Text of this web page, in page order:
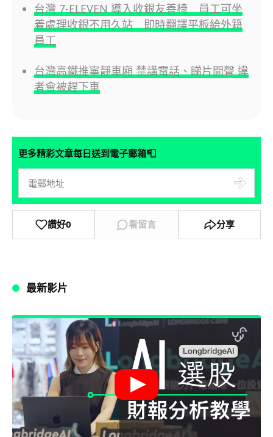
台灣 7-ELEVEN 導入收銀友善椅 員工可坐
着處理收銀不用久站 即時翻譯平板給外籍
員工
台灣高鐵推寧靜車廂 禁講電話、睇片開聲 違
者會被趕下車
更多精彩文章每日送到電子郵箱📮
讚好0 看留言 分享
最新影片